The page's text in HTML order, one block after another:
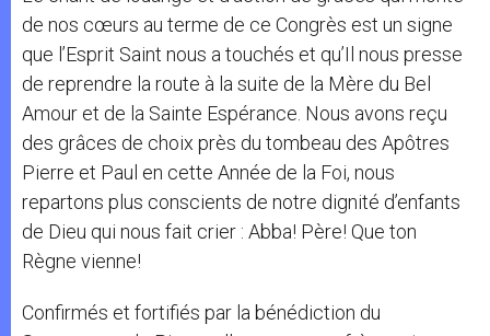
de nos cœurs au terme de ce Congrès est un signe
que l’Esprit Saint nous a touchés et qu’Il nous presse
de reprendre la route à la suite de la Mère du Bel
Amour et de la Sainte Espérance. Nous avons reçu
des grâces de choix près du tombeau des Apôtres
Pierre et Paul en cette Année de la Foi, nous
repartons plus conscients de notre dignité d’enfants
de Dieu qui nous fait crier : Abba! Père! Que ton
Règne vienne!
Confirmés et fortifiés par la bénédiction du